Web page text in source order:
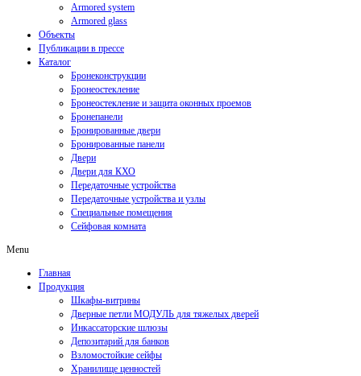
Armored system
Armored glass
Объекты
Публикации в прессе
Каталог
Бронеконструкции
Бронеостекление
Бронеостекление и защита оконных проемов
Бронепанели
Бронированные двери
Бронированные панели
Двери
Двери для КХО
Передаточные устройства
Передаточные устройства и узлы
Специальные помещения
Сейфовая комната
Menu
Главная
Продукция
Шкафы-витрины
Дверные петли МОДУЛЬ для тяжелых дверей
Инкассаторские шлюзы
Депозитарий для банков
Взломостойкие сейфы
Хранилище ценностей